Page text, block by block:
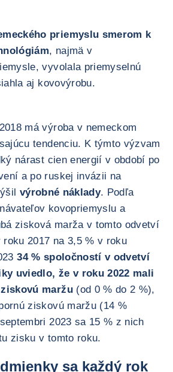
priemyslu smerom k
, najmä v
vyvolala priemyselnú
aj kovovýrobu.
má výroba v nemeckom
tendenciu. K týmto výzvam
nárast cien energií v období po
a po ruskej invázii na
výrobné náklady. Podľa
kovopriemyslu a
zisková marža v tomto odvetví
2017 na 3,5 % v roku
34 % spoločností v odvetví
uviedlo, že v roku 2022 mali
maržu(od 0 % do 2 %),
ziskovú maržu (14 %
2023 sa 15 % z nich
zisku v tomto roku.
sa každý rok